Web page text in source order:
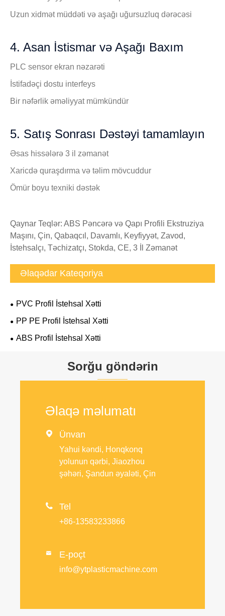
Uzun xidmət müddəti və aşağı uğursuzluq dərəcəsi
4. Asan İstismar və Aşağı Baxım
PLC sensor ekran nəzarəti
İstifadəçi dostu interfeys
Bir nəfərlik əməliyyat mümkündür
5. Satış Sonrası Dəstəyi tamamlayın
Əsas hissələrə 3 il zəmanət
Xaricdə quraşdırma və təlim mövcuddur
Ömür boyu texniki dəstək
Qaynar Teqlər: ABS Pəncərə və Qapı Profili Ekstruziya
Maşını, Çin, Qabaqcıl, Davamlı, Keyfiyyət, Zavod,
İstehsalçı, Təchizatçı, Stokda, CE, 3 İl Zəmanət
Əlaqədar Kateqoriya
PVC Profil İstehsal Xətti
PP PE Profil İstehsal Xətti
ABS Profil İstehsal Xətti
Sorğu göndərin
Əlaqə məlumatı
 Ünvan
Yahui kəndi, Honqkonq
yolunun qərbi, Jiaozhou
şəhəri, Şandun əyaləti, Çin
 Tel
+86-13583233866
 E-poçt
info@ytplasticmachine.com